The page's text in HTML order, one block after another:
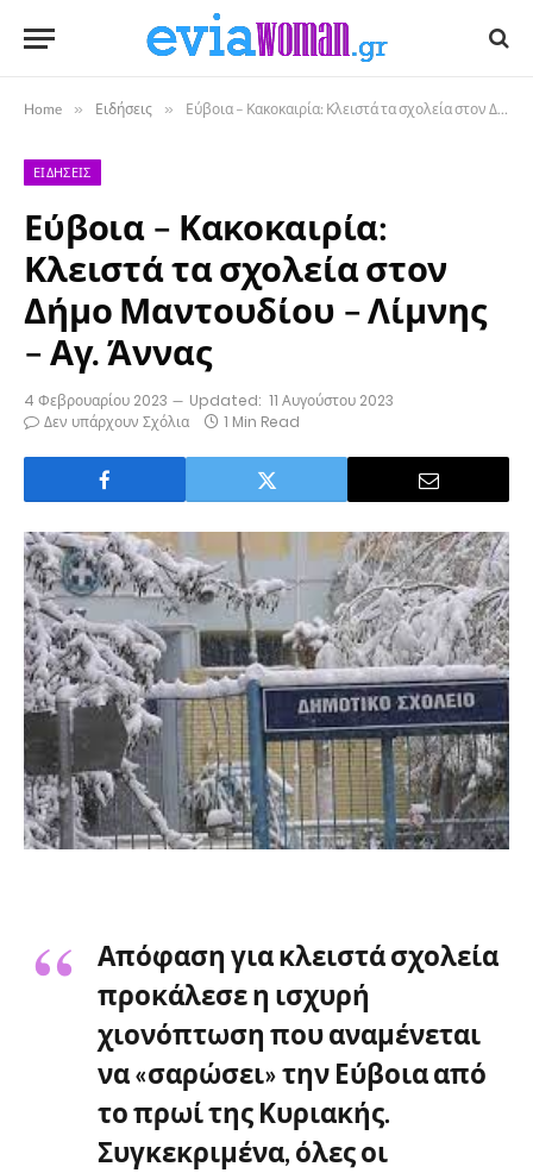
Home » Ειδήσεις » Εύβοια – Κακοκαιρία: Κλειστά τα σχολεία στον Δήμο Μαντουδίου – Λίμνης – Αγ. Άννας
ΕΙΔΉΣΕΙΣ
Εύβοια – Κακοκαιρία:
Κλειστά τα σχολεία στον
Δήμο Μαντουδίου – Λίμνης
– Αγ. Άννας
4 Φεβρουαρίου 2023 Updated: 11 Αυγούστου 2023
Δεν υπάρχουν Σχόλια
1 Min Read
Απόφαση για κλειστά σχολεία
προκάλεσε η ισχυρή
χιονόπτωση που αναμένεται
να «σαρώσει» την Εύβοια από
το πρωί της Κυριακής.
Συγκεκριμένα, όλες οι